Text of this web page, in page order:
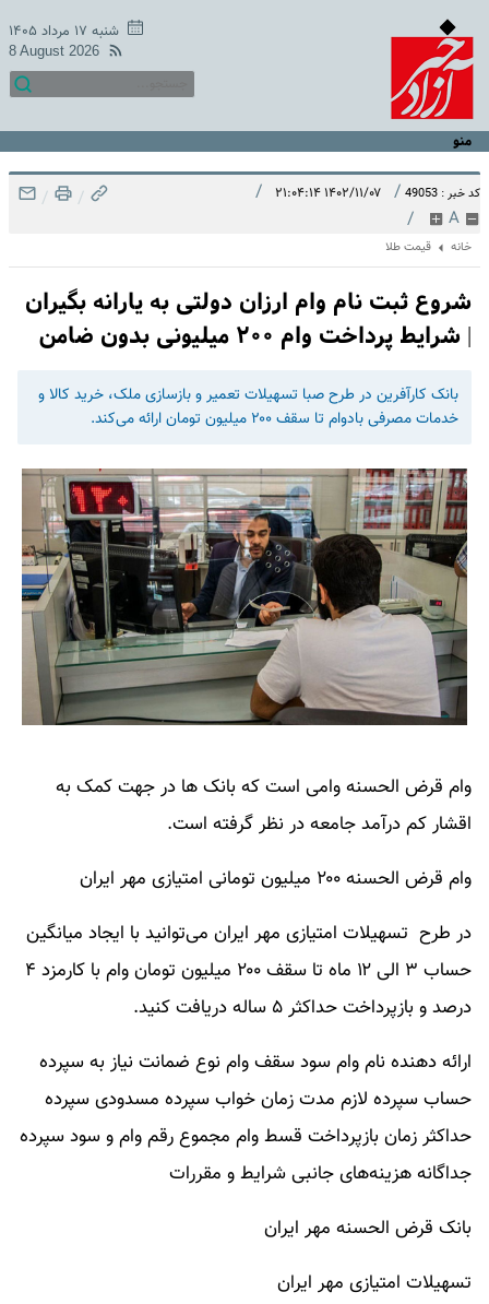
شنبه ۱۷ مرداد ۱۴۰۵
8 August 2026
منو
کد خبر : 49053 / ۱۴۰۲/۱۱/۰۷ ۲۱:۰۴:۱۴ /
A
/
/
/
خانه قیمت طلا
شروع ثبت نام وام ارزان دولتی به یارانه بگیران
| شرایط پرداخت وام ۲۰۰ میلیونی بدون ضامن
بانک کارآفرین در طرح صبا تسهیلات تعمیر و بازسازی ملک، خرید کالا و
خدمات مصرفی بادوام تا سقف ۲۰۰ میلیون تومان ارائه می‌کند.
وام قرض الحسنه وامی است که بانک ها در جهت کمک به
اقشار کم درآمد جامعه در نظر گرفته است.
وام قرض الحسنه ۲۰۰ میلیون تومانی امتیازی مهر ایران
در طرح تسهیلات امتیازی مهر ایران می‌توانید با ایجاد میانگین
حساب ۳ الی ۱۲ ماه تا سقف ۲۰۰ میلیون تومان وام با کارمزد ۴
درصد و بازپرداخت حداکثر ۵ ساله دریافت کنید.
ارائه دهنده نام وام سود سقف وام نوع ضمانت نیاز به سپرده
حساب سپرده لازم مدت زمان خواب سپرده مسدودی سپرده
حداکثر زمان بازپرداخت قسط وام مجموع رقم وام و سود سپرده
جداگانه هزینه‌های جانبی شرایط و مقررات
بانک قرض‌ الحسنه مهر ایران
تسهیلات امتیازی مهر ایران